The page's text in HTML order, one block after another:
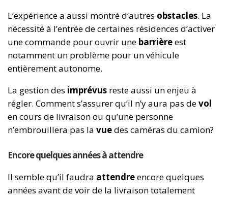
L’expérience a aussi montré d’autres obstacles. La
nécessité à l’entrée de certaines résidences d’activer
une commande pour ouvrir une barrièreest
notamment un problème pour un véhicule
entièrement autonome.
La gestion des imprévus reste aussi un enjeu à
régler. Comment s’assurer qu’il n’y aura pas devol
en cours de livraison ou qu’une personne
n’embrouillera pas la vuedes caméras du camion?
Encore quelques années à attendre
Il semble qu’il faudra attendreencore quelques
années avant de voir de la livraison totalement